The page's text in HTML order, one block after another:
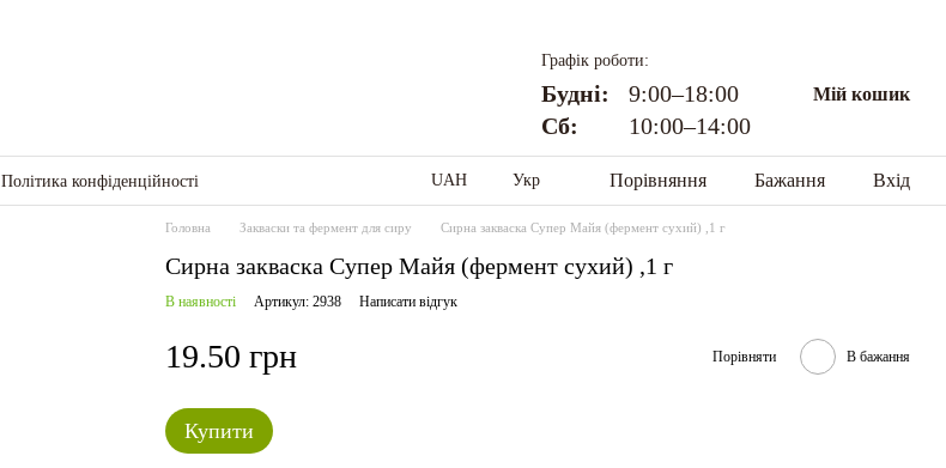
Графік роботи:
Будні:
9:00–18:00
Сб:
10:00–14:00
Мій кошик
Політика конфіденційності
UAH Укр Порівняння Бажання Вхід
Головна Закваски та фермент для сиру Сирна закваска Супер Майя (фермент сухий) ,1 г
Сирна закваска Супер Майя (фермент сухий) ,1 г
В наявності Артикул: 2938 Написати відгук
19.50 грн Порівняти В бажання
Купити